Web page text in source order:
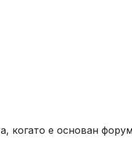
когато е основан